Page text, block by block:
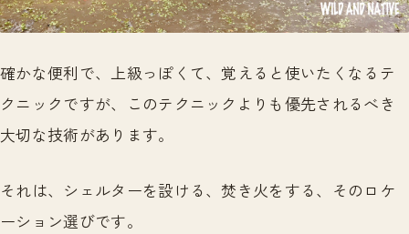
確かな便利で、上級っぽくて、覚えると使いたくなるテ
クニックですが、このテクニックよりも優先されるべき
大切な技術があります。
それは、シェルターを設ける、焚き火をする、そのロケ
ーション選びです。